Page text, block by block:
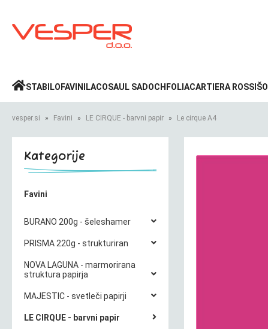
Prijava»
STABILO FAVINI LACOSAUL SADOCH FOLIACARTIERA ROSSI
vesper.si Favini LE CIRQUE - barvni papir Le cirque A4
Kategorije
Favini
BURANO 200g - šeleshamer
PRISMA 220g - strukturiran
NOVA LAGUNA - marmorirana
struktura papirja
MAJESTIC - svetleči papirji
LE CIRQUE - barvni papir